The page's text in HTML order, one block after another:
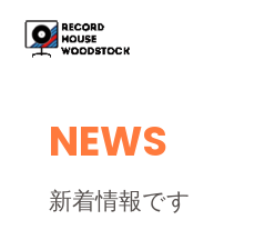
NEWS
新着情報です